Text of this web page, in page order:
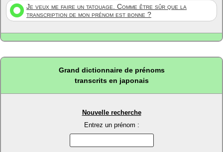
Je veux me faire un tatouage. Comme être sûr que la
transcription de mon prénom est bonne ?
Grand dictionnaire de prénoms
transcrits en japonais
Nouvelle recherche
Entrez un prénom :